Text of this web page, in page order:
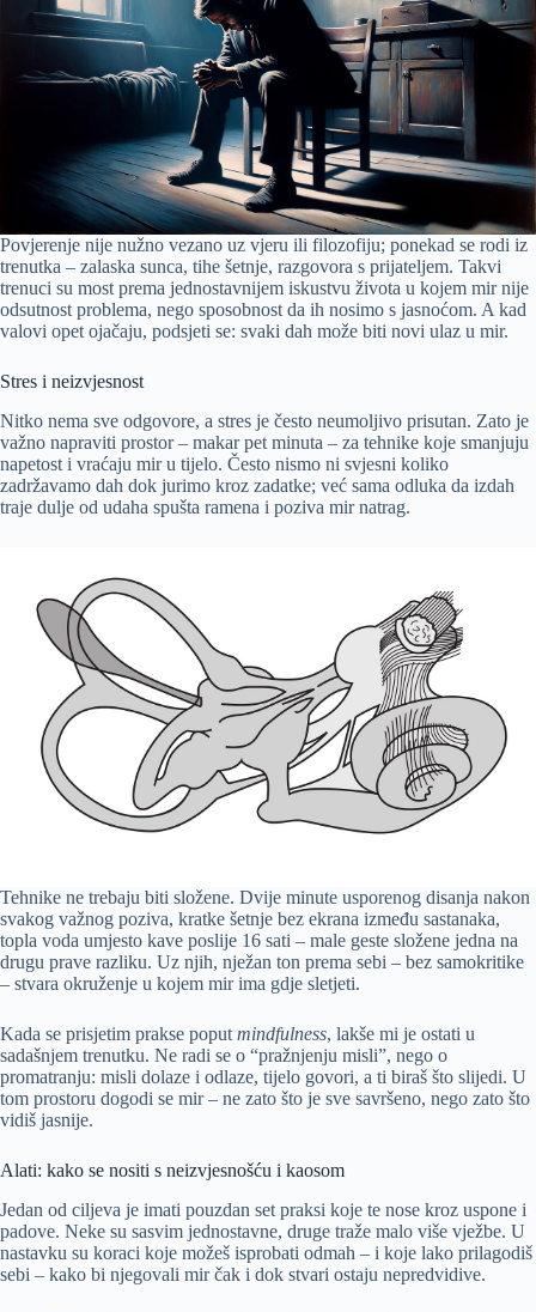
Povjerenje nije nužno vezano uz vjeru ili filozofiju; ponekad se rodi iz
trenutka – zalaska sunca, tihe šetnje, razgovora s prijateljem. Takvi
trenuci su most prema jednostavnijem iskustvu života u kojem mir nije
odsutnost problema, nego sposobnost da ih nosimo s jasnoćom. A kad
valovi opet ojačaju, podsjeti se: svaki dah može biti novi ulaz u mir.
Stres i neizvjesnost
Nitko nema sve odgovore, a stres je često neumoljivo prisutan. Zato je
važno napraviti prostor – makar pet minuta – za tehnike koje smanjuju
napetost i vraćaju mir u tijelo. Često nismo ni svjesni koliko
zadržavamo dah dok jurimo kroz zadatke; već sama odluka da izdah
traje dulje od udaha spušta ramena i poziva mir natrag.
Tehnike ne trebaju biti složene. Dvije minute usporenog disanja nakon
svakog važnog poziva, kratke šetnje bez ekrana između sastanaka,
topla voda umjesto kave poslije 16 sati – male geste složene jedna na
drugu prave razliku. Uz njih, nježan ton prema sebi – bez samokritike
– stvara okruženje u kojem mir ima gdje sletjeti.
Kada se prisjetim prakse poput mindfulness, lakše mi je ostati u
sadašnjem trenutku. Ne radi se o “pražnjenju misli”, nego o
promatranju: misli dolaze i odlaze, tijelo govori, a ti biraš što slijedi. U
tom prostoru dogodi se mir – ne zato što je sve savršeno, nego zato što
vidiš jasnije.
Alati: kako se nositi s neizvjesnošću i kaosom
Jedan od ciljeva je imati pouzdan set praksi koje te nose kroz uspone i
padove. Neke su sasvim jednostavne, druge traže malo više vježbe. U
nastavku su koraci koje možeš isprobati odmah – i koje lako prilagodiš
sebi – kako bi njegovali mir čak i dok stvari ostaju nepredvidive.